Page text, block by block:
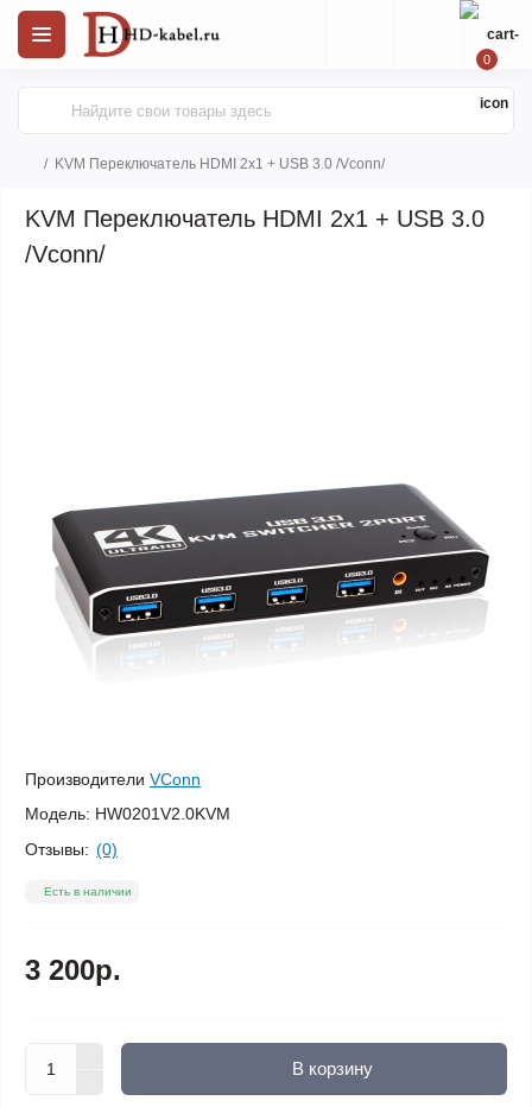
0
KVM Переключатель HDMI 2х1 + USB 3.0 /Vconn/
KVM Переключатель HDMI 2х1 + USB 3.0
/Vconn/
Производители VConn
Модель: HW0201V2.0KVM
Отзывы: (0)
Есть в наличии
3 200р.
В корзину